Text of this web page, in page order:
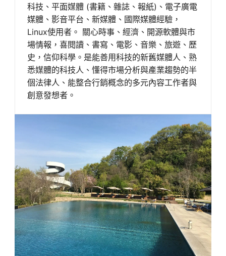
科技、平面媒體 (書籍、雜誌、報紙)、電子廣電
媒體、影音平台、新媒體、國際媒體經驗，
Linux使用者。 關心時事、經濟、開源軟體與市
場情報，喜閱讀、書寫、電影、音樂、旅遊、歷
史，信仰科學。是能善用科技的新舊媒體人、熟
悉媒體的科技人、懂得市場分析與產業趨勢的半
個法律人、能整合行銷概念的多元內容工作者與
創意發想者。